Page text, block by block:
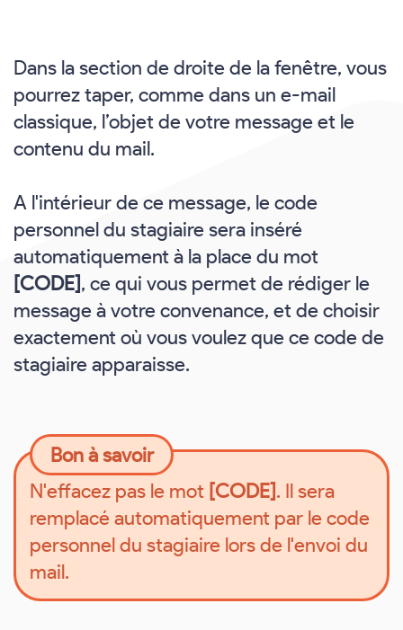
Dans la section de droite de la fenêtre, vous
pourrez taper, comme dans un e-mail
classique, l’objet de votre message et le
contenu du mail.
A l'intérieur de ce message, le code
personnel du stagiaire sera inséré
automatiquement à la place du mot
[CODE], ce qui vous permet de rédiger le
message à votre convenance, et de choisir
exactement où vous voulez que ce code de
stagiaire apparaisse.
Bon à savoir
N'effacez pas le mot [CODE]. Il sera
remplacé automatiquement par le code
personnel du stagiaire lors de l'envoi du
mail.